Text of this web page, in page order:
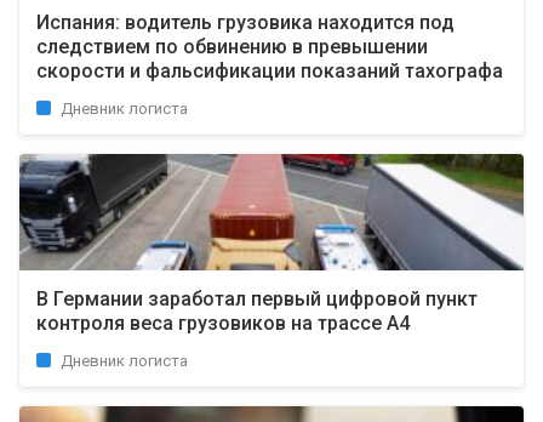
Испания: водитель грузовика находится под
следствием по обвинению в превышении
скорости и фальсификации показаний тахографа
Дневник логиста
В Германии заработал первый цифровой пункт
контроля веса грузовиков на трассе A4
Дневник логиста